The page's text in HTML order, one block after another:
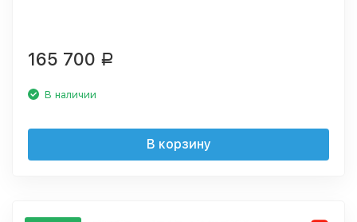
165 700 Р
В наличии
В корзину